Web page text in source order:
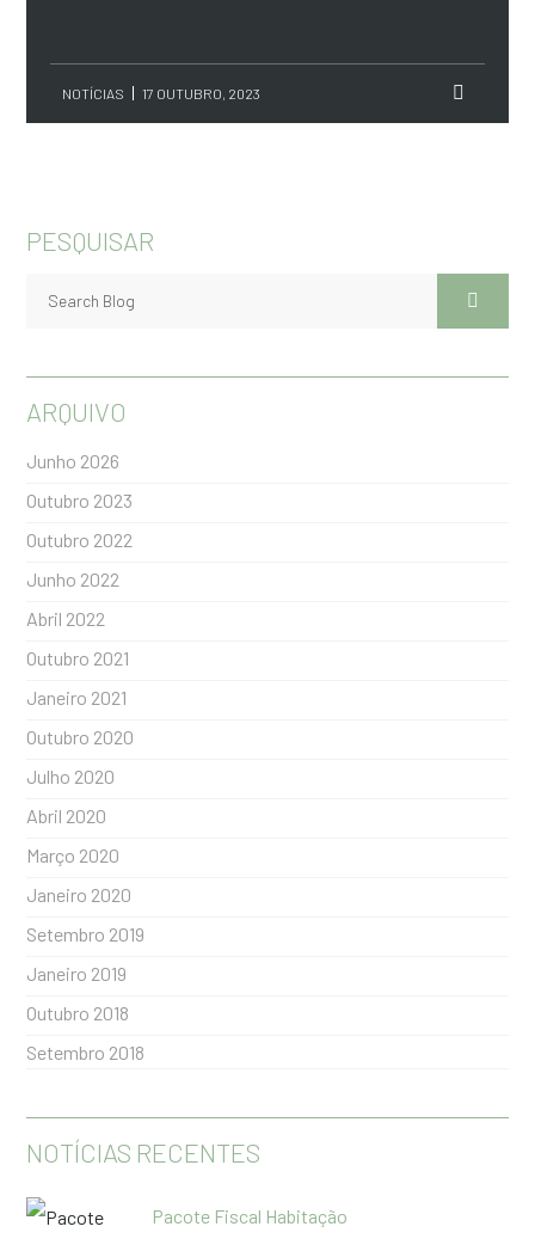
NOTÍCIAS 17 OUTUBRO, 2023
PESQUISAR
ARQUIVO
Junho 2026
Outubro 2023
Outubro 2022
Junho 2022
Abril 2022
Outubro 2021
Janeiro 2021
Outubro 2020
Julho 2020
Abril 2020
Março 2020
Janeiro 2020
Setembro 2019
Janeiro 2019
Outubro 2018
Setembro 2018
NOTÍCIAS RECENTES
Pacote Fiscal Habitação